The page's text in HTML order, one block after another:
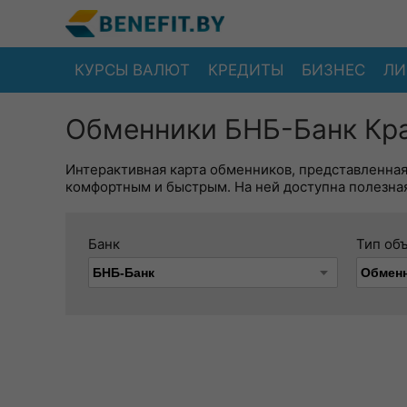
КУРСЫ ВАЛЮТ КРЕДИТЫ БИЗНЕС
Обменники БНБ-Банк
Интерактивная карта обменников,
комфортным и быстрым. На ней доступна
Банк Тип